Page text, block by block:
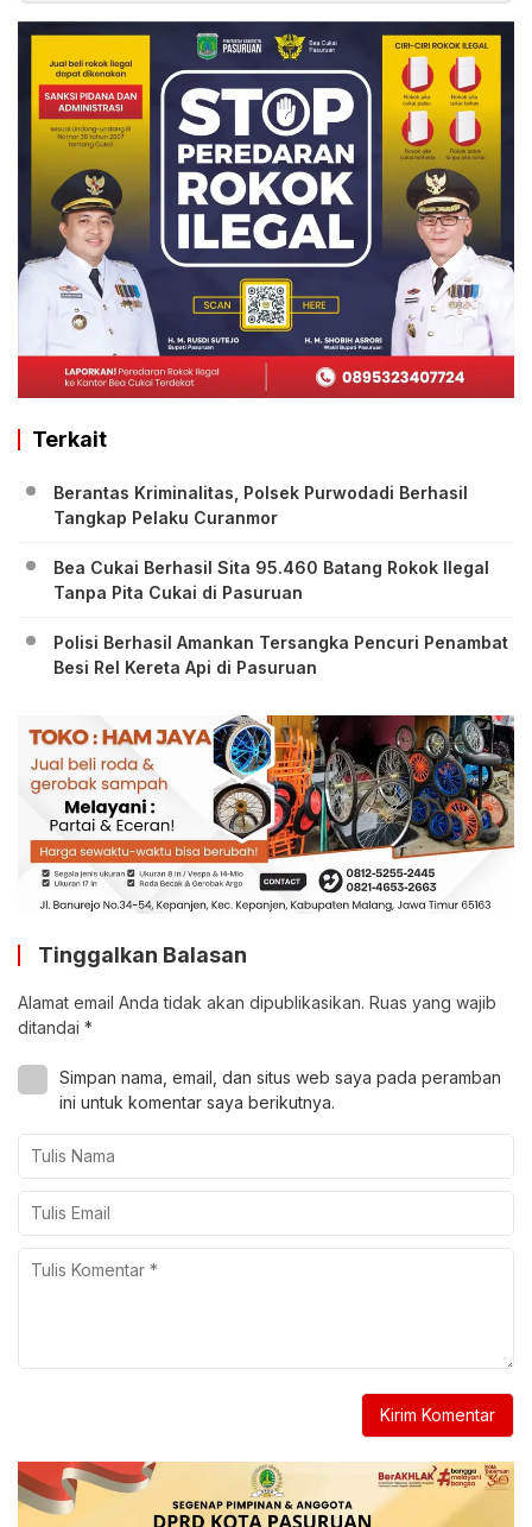
Terkait
Berantas Kriminalitas, Polsek Purwodadi Berhasil
Tangkap Pelaku Curanmor
Bea Cukai Berhasil Sita 95.460 Batang Rokok Ilegal
Tanpa Pita Cukai di Pasuruan
Polisi Berhasil Amankan Tersangka Pencuri Penambat
Besi Rel Kereta Api di Pasuruan
Tinggalkan Balasan
Alamat email Anda tidak akan dipublikasikan. Ruas yang wajib
ditandai *
Simpan nama, email, dan situs web saya pada peramban
ini untuk komentar saya berikutnya.